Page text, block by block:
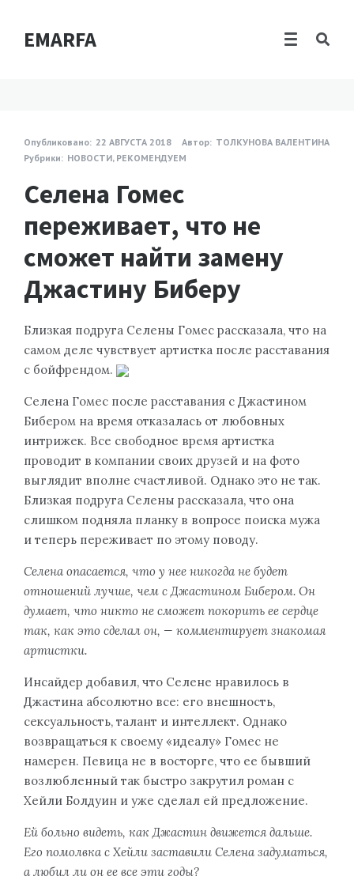
EMARFA
Опубликовано: 22 АВГУСТА 2018 Автор: ТОЛКУНОВА ВАЛЕНТИНА
Рубрики: НОВОСТИ, РЕКОМЕНДУЕМ
Селена Гомес
переживает, что не
сможет найти замену
Джастину Биберу
Близкая подруга Селены Гомес рассказала, что на
самом деле чувствует артистка после расставания
с бойфрендом.
Селена Гомес после расставания с Джастином
Бибером на время отказалась от любовных
интрижек. Все свободное время артистка
проводит в компании своих друзей и на фото
выглядит вполне счастливой. Однако это не так.
Близкая подруга Селены рассказала, что она
слишком подняла планку в вопросе поиска мужа
и теперь переживает по этому поводу.
Селена опасается, что у нее никогда не будет
отношений лучше, чем с Джастином Бибером. Он
думает, что никто не сможет покорить ее сердце
так, как это сделал он, — комментирует знакомая
артистки.
Инсайдер добавил, что Селене нравилось в
Джастина абсолютно все: его внешность,
сексуальность, талант и интеллект. Однако
возвращаться к своему «идеалу» Гомес не
намерен. Певица не в восторге, что ее бывший
возлюбленный так быстро закрутил роман с
Хейли Болдуин и уже сделал ей предложение.
Ей больно видеть, как Джастин движется дальше.
Его помолвка с Хейли заставили Селена задуматься,
а любил ли он ее все эти годы?